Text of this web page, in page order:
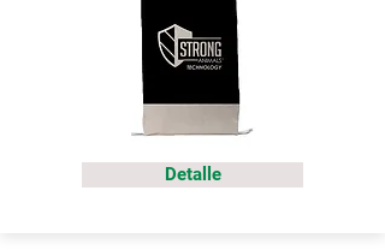
Detalle